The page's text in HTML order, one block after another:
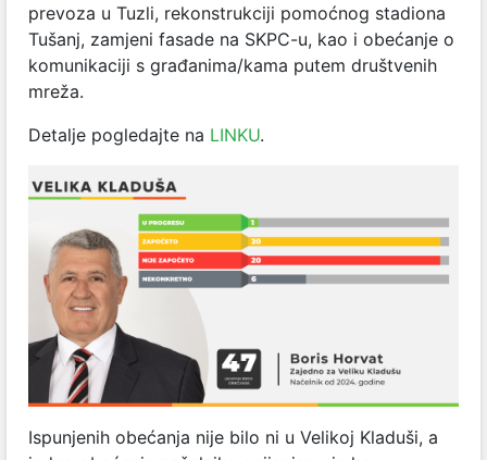
prevoza u Tuzli, rekonstrukciji pomoćnog stadiona
Tušanj, zamjeni fasade na SKPC-u, kao i obećanje o
komunikaciji s građanima/kama putem društvenih
mreža.
Detalje pogledajte na LINKU.
Ispunjenih obećanja nije bilo ni u Velikoj Kladuši, a